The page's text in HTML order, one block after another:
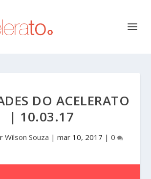
DO ACELERATO
| 10.03.17
Wilson Souza | mar 10, 2017 | 0